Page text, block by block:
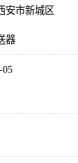
安市新城区
器
05